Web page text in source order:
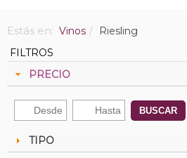
Estás en: Vinos
Riesling
FILTROS
PRECIO
BUSCAR
TIPO